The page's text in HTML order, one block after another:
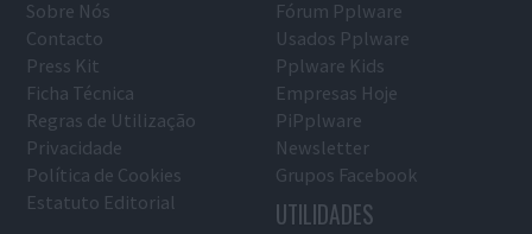
Sobre Nós
Contacto
Press Kit
Ficha Técnica
Regras de Utilização
Privacidade
Política de Cookies
Estatuto Editorial
Fórum Pplware
Usados Pplware
Pplware Kids
Empresas Hoje
PiPplware
Newsletter
Grupos Facebook
UTILIDADES